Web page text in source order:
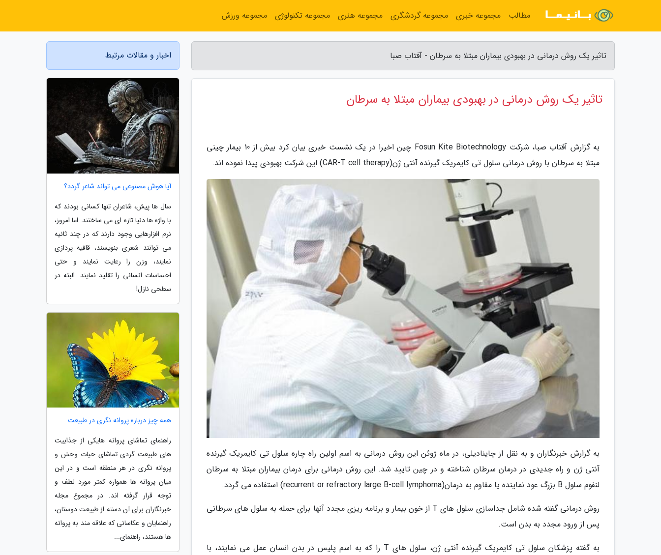
تاثیر یک روش درمانی در بهبودی بیماران مبتلا به سرطان - آفتاب صبا
تاثیر یک روش درمانی در بهبودی بیماران مبتلا به سرطان
به گزارش آفتاب صبا، شرکت Fosun Kite Biotechnology چین اخیرا در یک نشست خبری بیان کرد بیش از 10 بیمار چینی
مبتلا به سرطان با روش درمانی سلول تی کایمریک گیرنده آنتی ژن(CAR-T cell therapy) این شرکت بهبودی پیدا نموده اند.
به گزارش خبرنگاران و به نقل از چاینادیلی، در ماه ژوئن این روش درمانی به اسم اولین راه چاره سلول تی کایمریک گیرنده
آنتی ژن و راه جدیدی در درمان سرطان شناخته و در چین تایید شد. این روش درمانی برای درمان بیماران مبتلا به سرطان
لنفوم سلول B بزرگ عود نماینده یا مقاوم به درمان(recurrent or refractory large B-cell lymphoma) استفاده می گردد.
روش درمانی گفته شده شامل جداسازی سلول های T از خون بیمار و برنامه ریزی مجدد آنها برای حمله به سلول های سرطانی
پس از ورود مجدد به بدن است.
به گفته پزشکان سلول تی کایمریک گیرنده آنتی ژن، سلول های T را که به اسم پلیس در بدن انسان عمل می نمایند، با
اخبار و مقالات مرتبط
آیا هوش مصنوعی می تواند شاعر گردد؟
سال ها پیش، شاعران تنها کسانی بودند که
با واژه ها دنیا تازه ای می ساختند. اما امروز،
نرم افزارهایی وجود دارند که در چند ثانیه
می توانند شعری بنویسند، قافیه پردازی
نمایند، وزن را رعایت نمایند و حتی
احساسات انسانی را تقلید نمایند. البته در
سطحی نازل!
همه چیز درباره پروانه نگری در طبیعت
راهنمای تماشای پروانه هایکی از جذابیت
های طبیعت گردی تماشای حیات وحش و
پروانه نگری در هر منطقه است و در این
میان پروانه ها همواره کمتر مورد لطف و
توجه قرار گرفته اند. در مجموع مجله
خبرنگاران برای آن دسته از طبیعت دوستان،
راهنمایان و عکاسانی که علاقه مند به پروانه
ها هستند، راهنمای...
مطالب مجموعه خبری مجموعه گردشگری مجموعه هنری مجموعه تکنولوژی مجموعه ورزش